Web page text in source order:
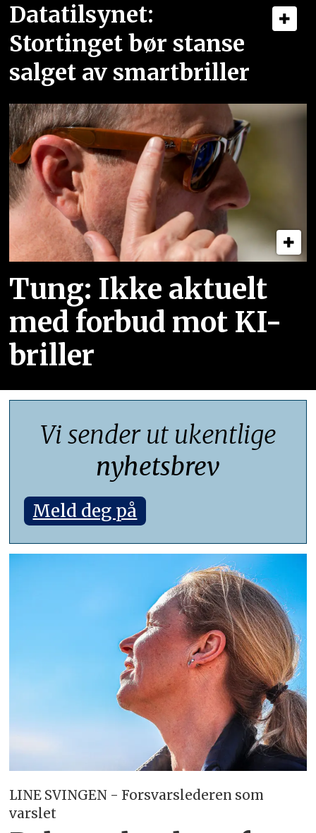
Datatilsynet:
Stortinget bør stanse
salget av smartbriller
Tung: Ikke aktuelt
med forbud mot KI-
briller
Vi sender ut ukentlige
nyhetsbrev
Meld deg på
LINE SVINGEN - Forsvarslederen som
varslet